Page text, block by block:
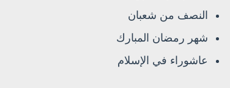
النصف من شعبان
شهر رمضان المبارك
عاشوراء في الإسلام